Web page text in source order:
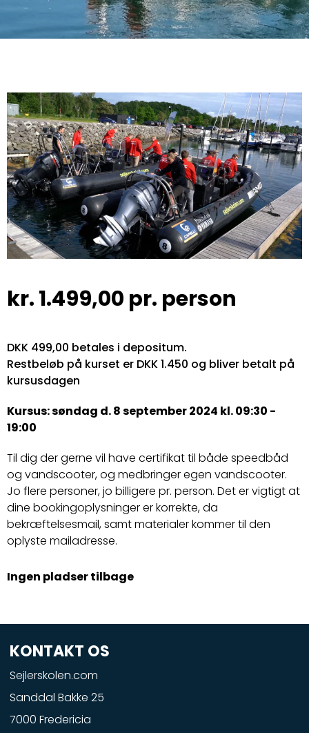
kr.1.499,00 pr. person
DKK 499,00 betales i depositum.
Restbeløb på kurset er DKK 1.450 og bliver betalt på
kursusdagen
Kursus: søndag d. 8 september 2024 kl. 09:30 -
19:00
Til dig der gerne vil have certifikat til både speedbåd
og vandscooter, og medbringer egen vandscooter.
Jo flere personer, jo billigere pr. person. Det er vigtigt at
dine bookingoplysninger er korrekte, da
bekræftelsesmail, samt materialer kommer til den
oplyste mailadresse.
Ingen pladser tilbage
KONTAKT OS
Sejlerskolen.com
Sanddal Bakke 25
7000 Fredericia